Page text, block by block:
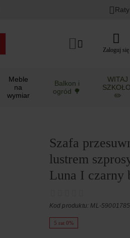
Zaloguj się
Meble
na
wymiar
Balkon i
ogród 🌳
WITAJ
✏️
Szafa
lustrem
Luna I czarny
Kod produktu: ML-
5 rat 0%